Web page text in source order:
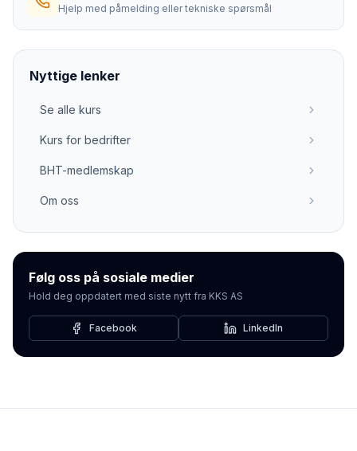
Hjelp med påmelding eller tekniske spørsmål
Nyttige lenker
Se alle kurs
Kurs for bedrifter
BHT-medlemskap
Om oss
Følg oss på sosiale medier
Hold deg oppdatert med siste nytt fra KKS AS
Facebook LinkedIn